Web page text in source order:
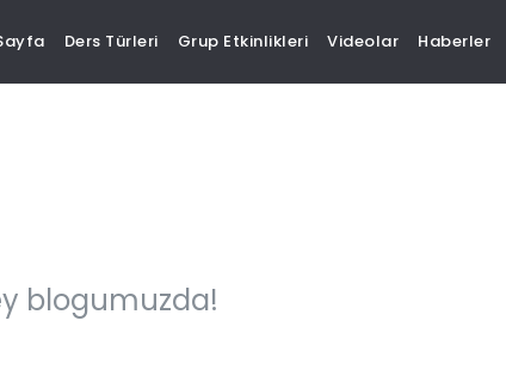
Ders Türleri Grup Etkinlikleri Videolar Haberler
blogumuzda!